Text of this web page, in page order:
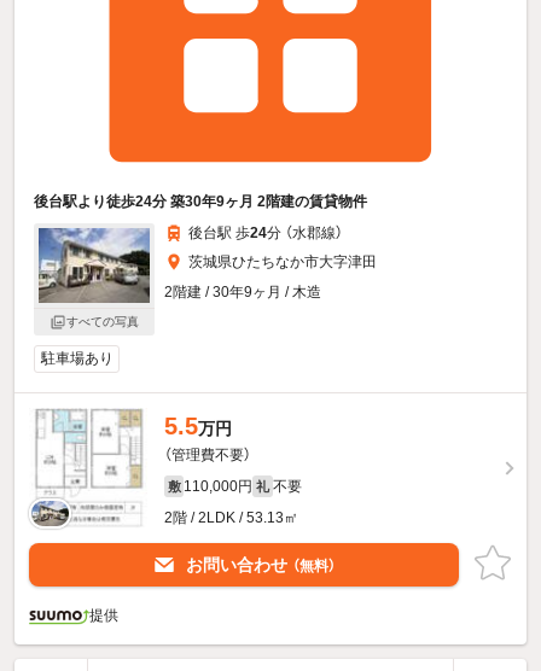
後台駅より徒歩24分 築30年9ヶ月 2階建の賃貸物件
すべての写真
後台駅 歩24分 （水郡線）
茨城県ひたちなか市大字津田
2階建 / 30年9ヶ月 / 木造
駐車場あり
5.5万円
（管理費不要）
敷 110,000円 礼 不要
2階 / 2LDK / 53.13㎡
お問い合わせ （無料）
提供